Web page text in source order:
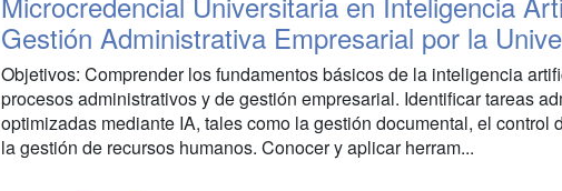
Gestión Administrativa Empresarial por la
Objetivos: Comprender los fundamentos básicos de la inteligencia
procesos administrativos y de gestión empresarial. Identificar tareas
optimizadas mediante IA, tales como la gestión documental, el control
la gestión de recursos humanos. Conocer y aplicar herram...